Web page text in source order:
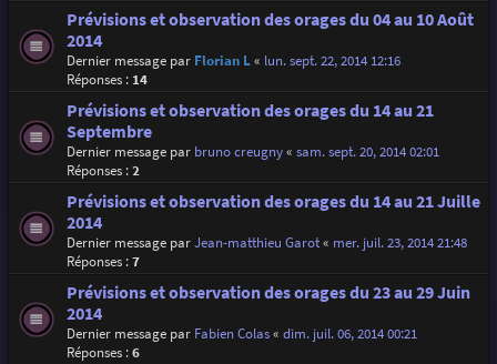
Prévisions et observation des orages du 04 au 10 Août
2014
Dernier message par Florian L« lun. sept. 22, 2014 12:16
Réponses : 14
Prévisions et observation des orages du 14 au 21
Septembre
Dernier message par bruno creugny« sam. sept. 20, 2014 02:01
Réponses :2
Prévisions et observation des orages du 14 au 21 Juille
2014
Dernier message parJean-matthieu Garot« mer. juil. 23, 2014 21:48
Réponses :7
Prévisions et observation des orages du 23 au 29 Juin
2014
Dernier message par Fabien Colas« dim. juil. 06, 2014 00:21
Réponses :6